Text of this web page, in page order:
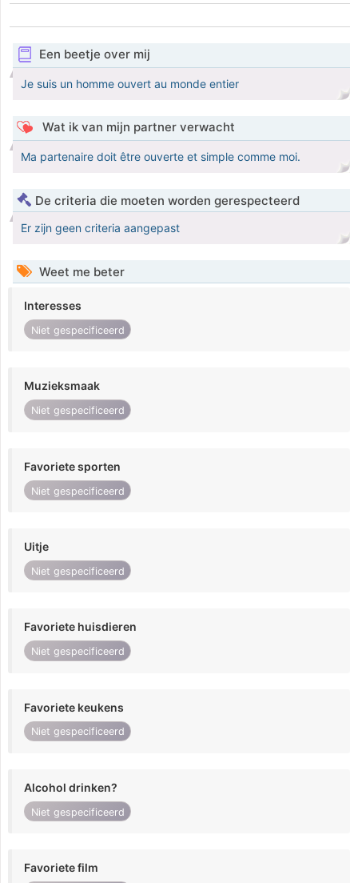
Een beetje over mij
Je suis un homme ouvert au monde entier
Wat ik van mijn partner verwacht
Ma partenaire doit être ouverte et simple comme moi.
De criteria die moeten worden gerespecteerd
Er zijn geen criteria aangepast
Weet me beter
Interesses
Niet gespecificeerd
Muzieksmaak
Niet gespecificeerd
Favoriete sporten
Niet gespecificeerd
Uitje
Niet gespecificeerd
Favoriete huisdieren
Niet gespecificeerd
Favoriete keukens
Niet gespecificeerd
Alcohol drinken?
Niet gespecificeerd
Favoriete film